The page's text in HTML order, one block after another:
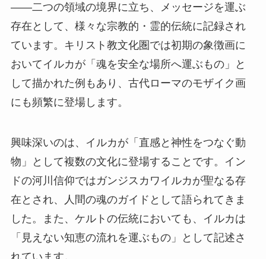
——二つの領域の境界に立ち、メッセージを運ぶ
存在として、様々な宗教的・霊的伝統に記録され
ています。キリスト教文化圏では初期の象徴画に
おいてイルカが「魂を安全な場所へ運ぶもの」と
して描かれた例もあり、古代ローマのモザイク画
にも頻繁に登場します。
興味深いのは、イルカが「直感と神性をつなぐ動
物」として複数の文化に登場することです。イン
ドの河川信仰ではガンジスカワイルカが聖なる存
在とされ、人間の魂のガイドとして語られてきま
した。また、ケルトの伝統においても、イルカは
「見えない知恵の流れを運ぶもの」として記述さ